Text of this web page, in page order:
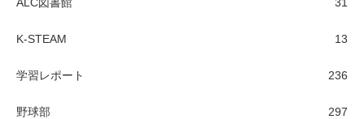
K-STEAM 13
学習レポート 236
野球部 297